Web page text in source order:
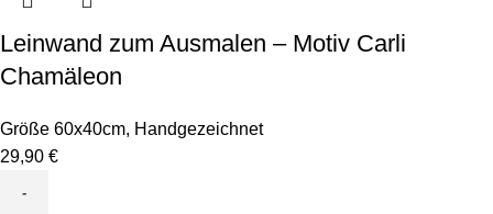
Leinwand zum Ausmalen – Motiv Carli
Chamäleon
Größe 60x40cm, Handgezeichnet
29,90 €